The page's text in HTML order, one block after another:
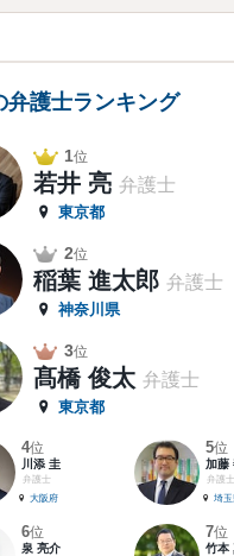
弁護士ランキング
1位
若井 亮 弁護士
東京都
2位
稲葉 進太郎 弁護士
神奈川県
3位
髙橋 俊太 弁護士
東京都
4位
川添 圭
弁護士
大阪府
5位
加藤
弁護士
埼
6位
泉 亮介
7位
竹本